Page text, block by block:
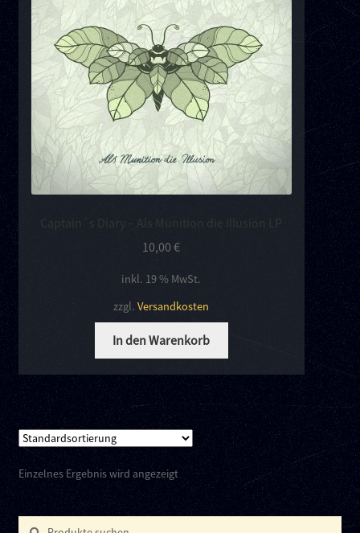
Kontakt
Links
Captain´s Diary – Als Munition die Illusion LP
10,00€
inkl. 19 % MwSt.
zzgl.Versandkosten
In den Warenkorb
Einzelnes Ergebnis wird angezeigt
Suchen
Suchen